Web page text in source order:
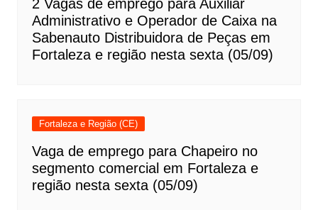
2 Vagas de emprego para Auxiliar
Administrativo e Operador de Caixa na
Sabenauto Distribuidora de Peças em
Fortaleza e região nesta sexta (05/09)
Fortaleza e Região (CE)
Vaga de emprego para Chapeiro no
segmento comercial em Fortaleza e
região nesta sexta (05/09)